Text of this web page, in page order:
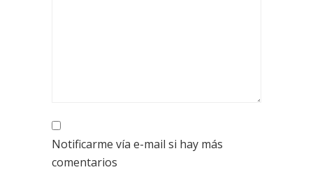
Notificarme vía e-mail si hay más
comentarios